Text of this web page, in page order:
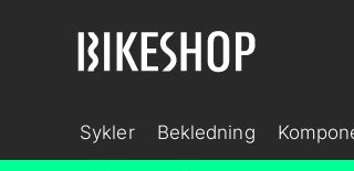
Sykler Bekledning